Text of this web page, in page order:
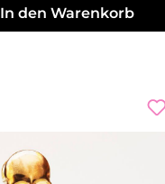
In den Warenkorb